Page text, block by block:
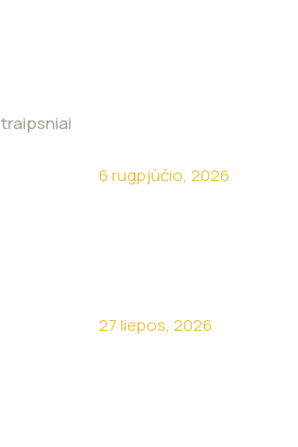
6 rugpjūčio, 2026
27 liepos, 2026